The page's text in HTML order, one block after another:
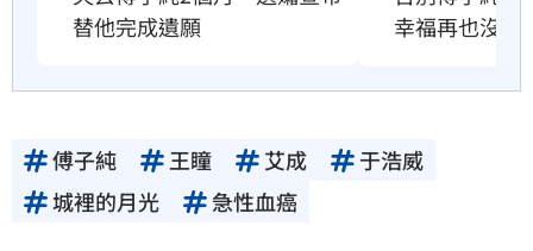
替他完成遺願
幸福再也沒有
傅子純 王瞳 艾成
于浩威
城裡的月光
急性血癌